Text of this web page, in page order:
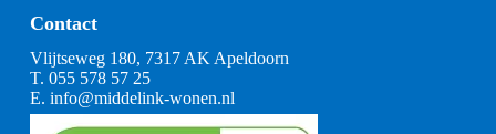
Contact
Vlijtseweg 180, 7317 AK Apeldoorn
T. 055 578 57 25
E. info@middelink-wonen.nl